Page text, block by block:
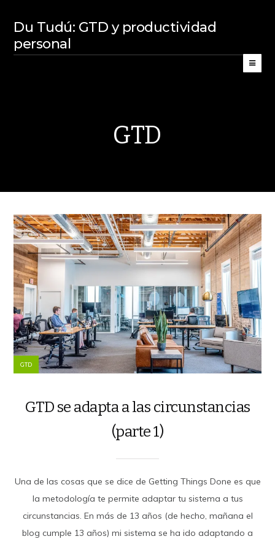
Du Tudú: GTD y productividad
personal
GTD
GTD
GTD se adapta a las circunstancias
(parte 1)
Una de las cosas que se dice de Getting Things Done es que
la metodología te permite adaptar tu sistema a tus
circunstancias. En más de 13 años (de hecho, mañana el
blog cumple 13 años) mi sistema se ha ido adaptando a